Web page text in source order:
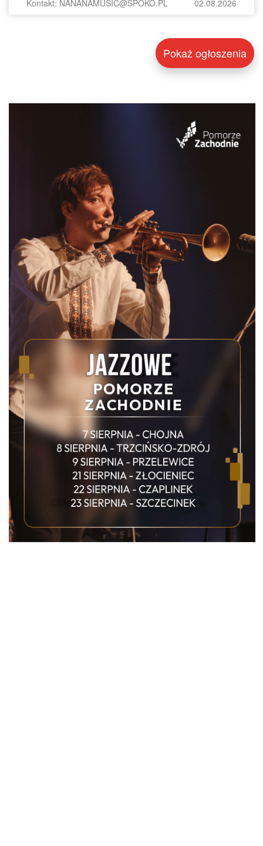
Kontakt: NANANAMUSIC@SPOKO.PL 02.08.2026
Pokaż ogłoszenia